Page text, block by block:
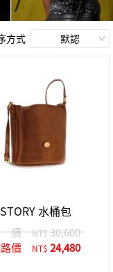
方式
STORY 水桶包
價 NT$30,600
價
NT$ 24,480